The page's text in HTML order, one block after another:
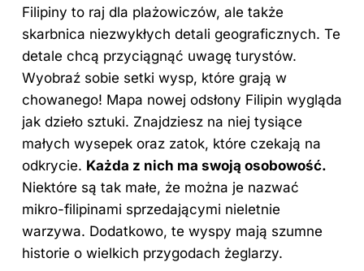
c
e
b
o
o
k
er
e
st
k
e
dI
n
d
di
t
g
g
er
p
y
Li
n
k
Filipiny to raj dla plażowiczów, ale także
skarbnica niezwykłych detali geograficznych. Te
detale chcą przyciągnąć uwagę turystów.
Wyobraź sobie setki wysp, które grają w
chowanego! Mapa nowej odsłony Filipin wygląda
jak dzieło sztuki. Znajdziesz na niej tysiące
małych wysepek oraz zatok, które czekają na
odkrycie. Każda z nich ma swoją osobowość.
Niektóre są tak małe, że można je nazwać
mikro-filipinami sprzedającymi nieletnie
warzywa. Dodatkowo, te wyspy mają szumne
historie o wielkich przygodach żeglarzy.